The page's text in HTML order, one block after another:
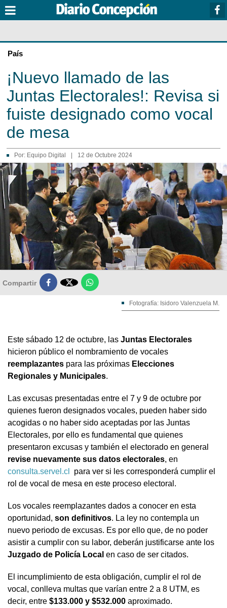
País
¡Nuevo llamado de las
Juntas Electorales!: Revisa si
fuiste designado como vocal
de mesa
Por: Equipo Digital 12 de Octubre 2024
Compartir 
Fotografía: Isidoro Valenzuela M.
Este sábado 12 de octubre, las Juntas Electorales
hicieron público el nombramiento de vocales
reemplazantes para las próximas Elecciones
Regionales y Municipales.
Las excusas presentadas entre el 7 y 9 de octubre por
quienes fueron designados vocales, pueden haber sido
acogidas o no haber sido aceptadas por las Juntas
Electorales, por ello es fundamental que quienes
presentaron excusas y también el electorado en general
revise nuevamente sus datos electorales, en
consulta.servel.cl
para ver si les corresponderá cumplir el
rol de vocal de mesa en este proceso electoral.
Los vocales reemplazantes dados a conocer en esta
oportunidad, son definitivos. La ley no contempla un
nuevo periodo de excusas. Es por ello que, de no poder
asistir a cumplir con su labor, deberán justificarse ante los
Juzgado de Policía Local en caso de ser citados.
El incumplimiento de esta obligación, cumplir el rol de
vocal, conlleva multas que varían entre 2 a 8 UTM, es
decir, entre $133.000 y $532.000 aproximado.